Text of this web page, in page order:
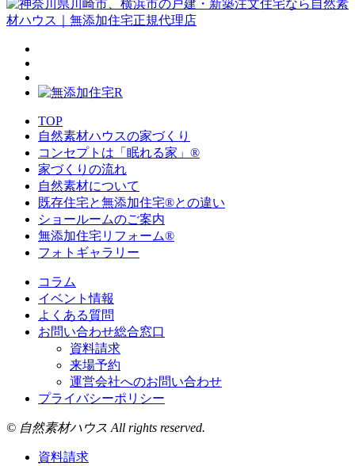
TOP
自然素材ハウスの家づくり
コンセプトは「眠れる家」®
家づくりの流れ
自然素材について
既存住宅と無添加住宅®との違い
ショールームのご案内
無添加住宅リフォーム®
フォトギャラリー
コラム
イベント情報
よくある質問
お問い合わせ総合窓口
資料請求
来場予約
運営会社へのお問い合わせ
プライバシーポリシー
© 自然素材ハウス All rights reserved.
資料請求